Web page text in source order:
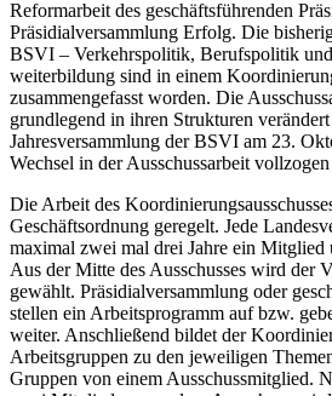
Reformarbeit des geschäftsführenden
Präsidialversammlung Erfolg. Die
BSVI – Verkehrspolitik, Berufspolitik
weiterbildung sind in einem
zusammengefasst worden. Die
grundlegend in ihren Strukturen
Jahresversammlung der BSVI am 23.
Wechsel in der Ausschussarbeit
Die Arbeit des
Geschäftsordnung geregelt. Jede
maximal zwei mal drei Jahre ein Mitglied
Aus der Mitte des Ausschusses wird der
gewählt. Präsidialversammlung oder
stellen ein Arbeitsprogramm auf bzw.
weiter. Anschließend bildet der
Arbeitsgruppen zu den jeweiligen
Gruppen von einem Ausschussmitglied.